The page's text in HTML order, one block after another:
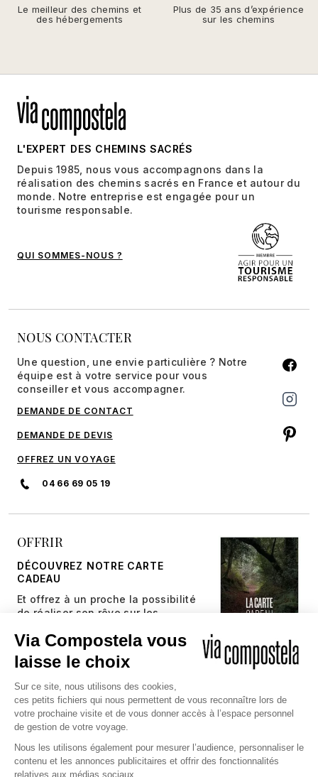
Le meilleur des chemins et
des hébergements
Plus de 35 ans d’expérience
sur les chemins
L'EXPERT DES CHEMINS SACRÉS
Depuis 1985, nous vous accompagnons dans la
réalisation des chemins sacrés en France et autour du
monde. Notre entreprise est engagée pour un
tourisme responsable.
QUI SOMMES-NOUS ?
NOUS CONTACTER
Une question, une envie particulière ? Notre
équipe est à votre service pour vous
conseiller et vous accompagner.
DEMANDE DE CONTACT
DEMANDE DE DEVIS
OFFREZ UN VOYAGE
04 66 69 05 19
OFFRIR
DÉCOUVREZ NOTRE CARTE
CADEAU
Et offrez à un proche la possibilité
de réaliser son rêve sur les
JE DÉCOUVRE
Copyright © 2026 Via Compostela